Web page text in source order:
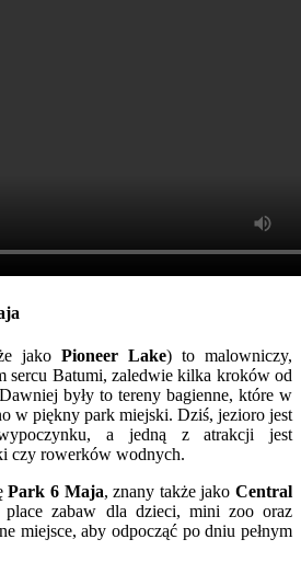
jako Pioneer Lake) to malowniczy,
sercu Batumi, zaledwie kilka kroków od
były to tereny bagienne, które w
w piękny park miejski. Dziś, jezioro jest
a jedną z atrakcji jest
czy rowerków wodnych.
Park 6 Maja, znany także jakoCentral
place zabaw dla dzieci, mini zoo oraz
miejsce, aby odpocząć po dniu pełnym